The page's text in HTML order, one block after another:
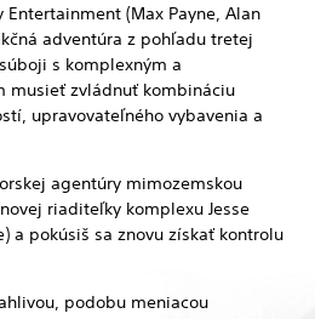
(Max Payne, Alan
adventúra z pohľadu tretej
s komplexným a
musieť zvládnuť kombináciu
upravovateľného vybavenia a
agentúry mimozemskou
riaditeľky komplexu Jesse
a pokúsiš sa znovu získať kontrolu
podobu meniacou